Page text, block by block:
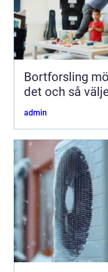
Bortforsling möbler så
det och så
admin